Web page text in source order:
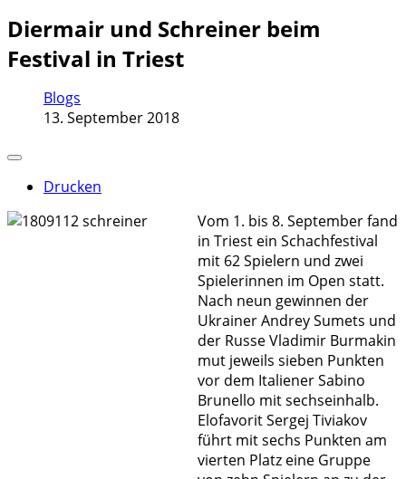
Diermair und Schreiner beim
Festival in Triest
Blogs
13. September 2018
Drucken
Vom 1. bis 8. September fand
in Triest ein Schachfestival
mit 62 Spielern und zwei
Spielerinnen im Open statt.
Nach neun gewinnen der
Ukrainer Andrey Sumets und
der Russe Vladimir Burmakin
mut jeweils sieben Punkten
vor dem Italiener Sabino
Brunello mit sechseinhalb.
Elofavorit Sergej Tiviakov
führt mit sechs Punkten am
vierten Platz eine Gruppe